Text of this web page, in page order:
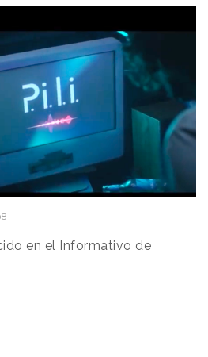
en el Informativo de